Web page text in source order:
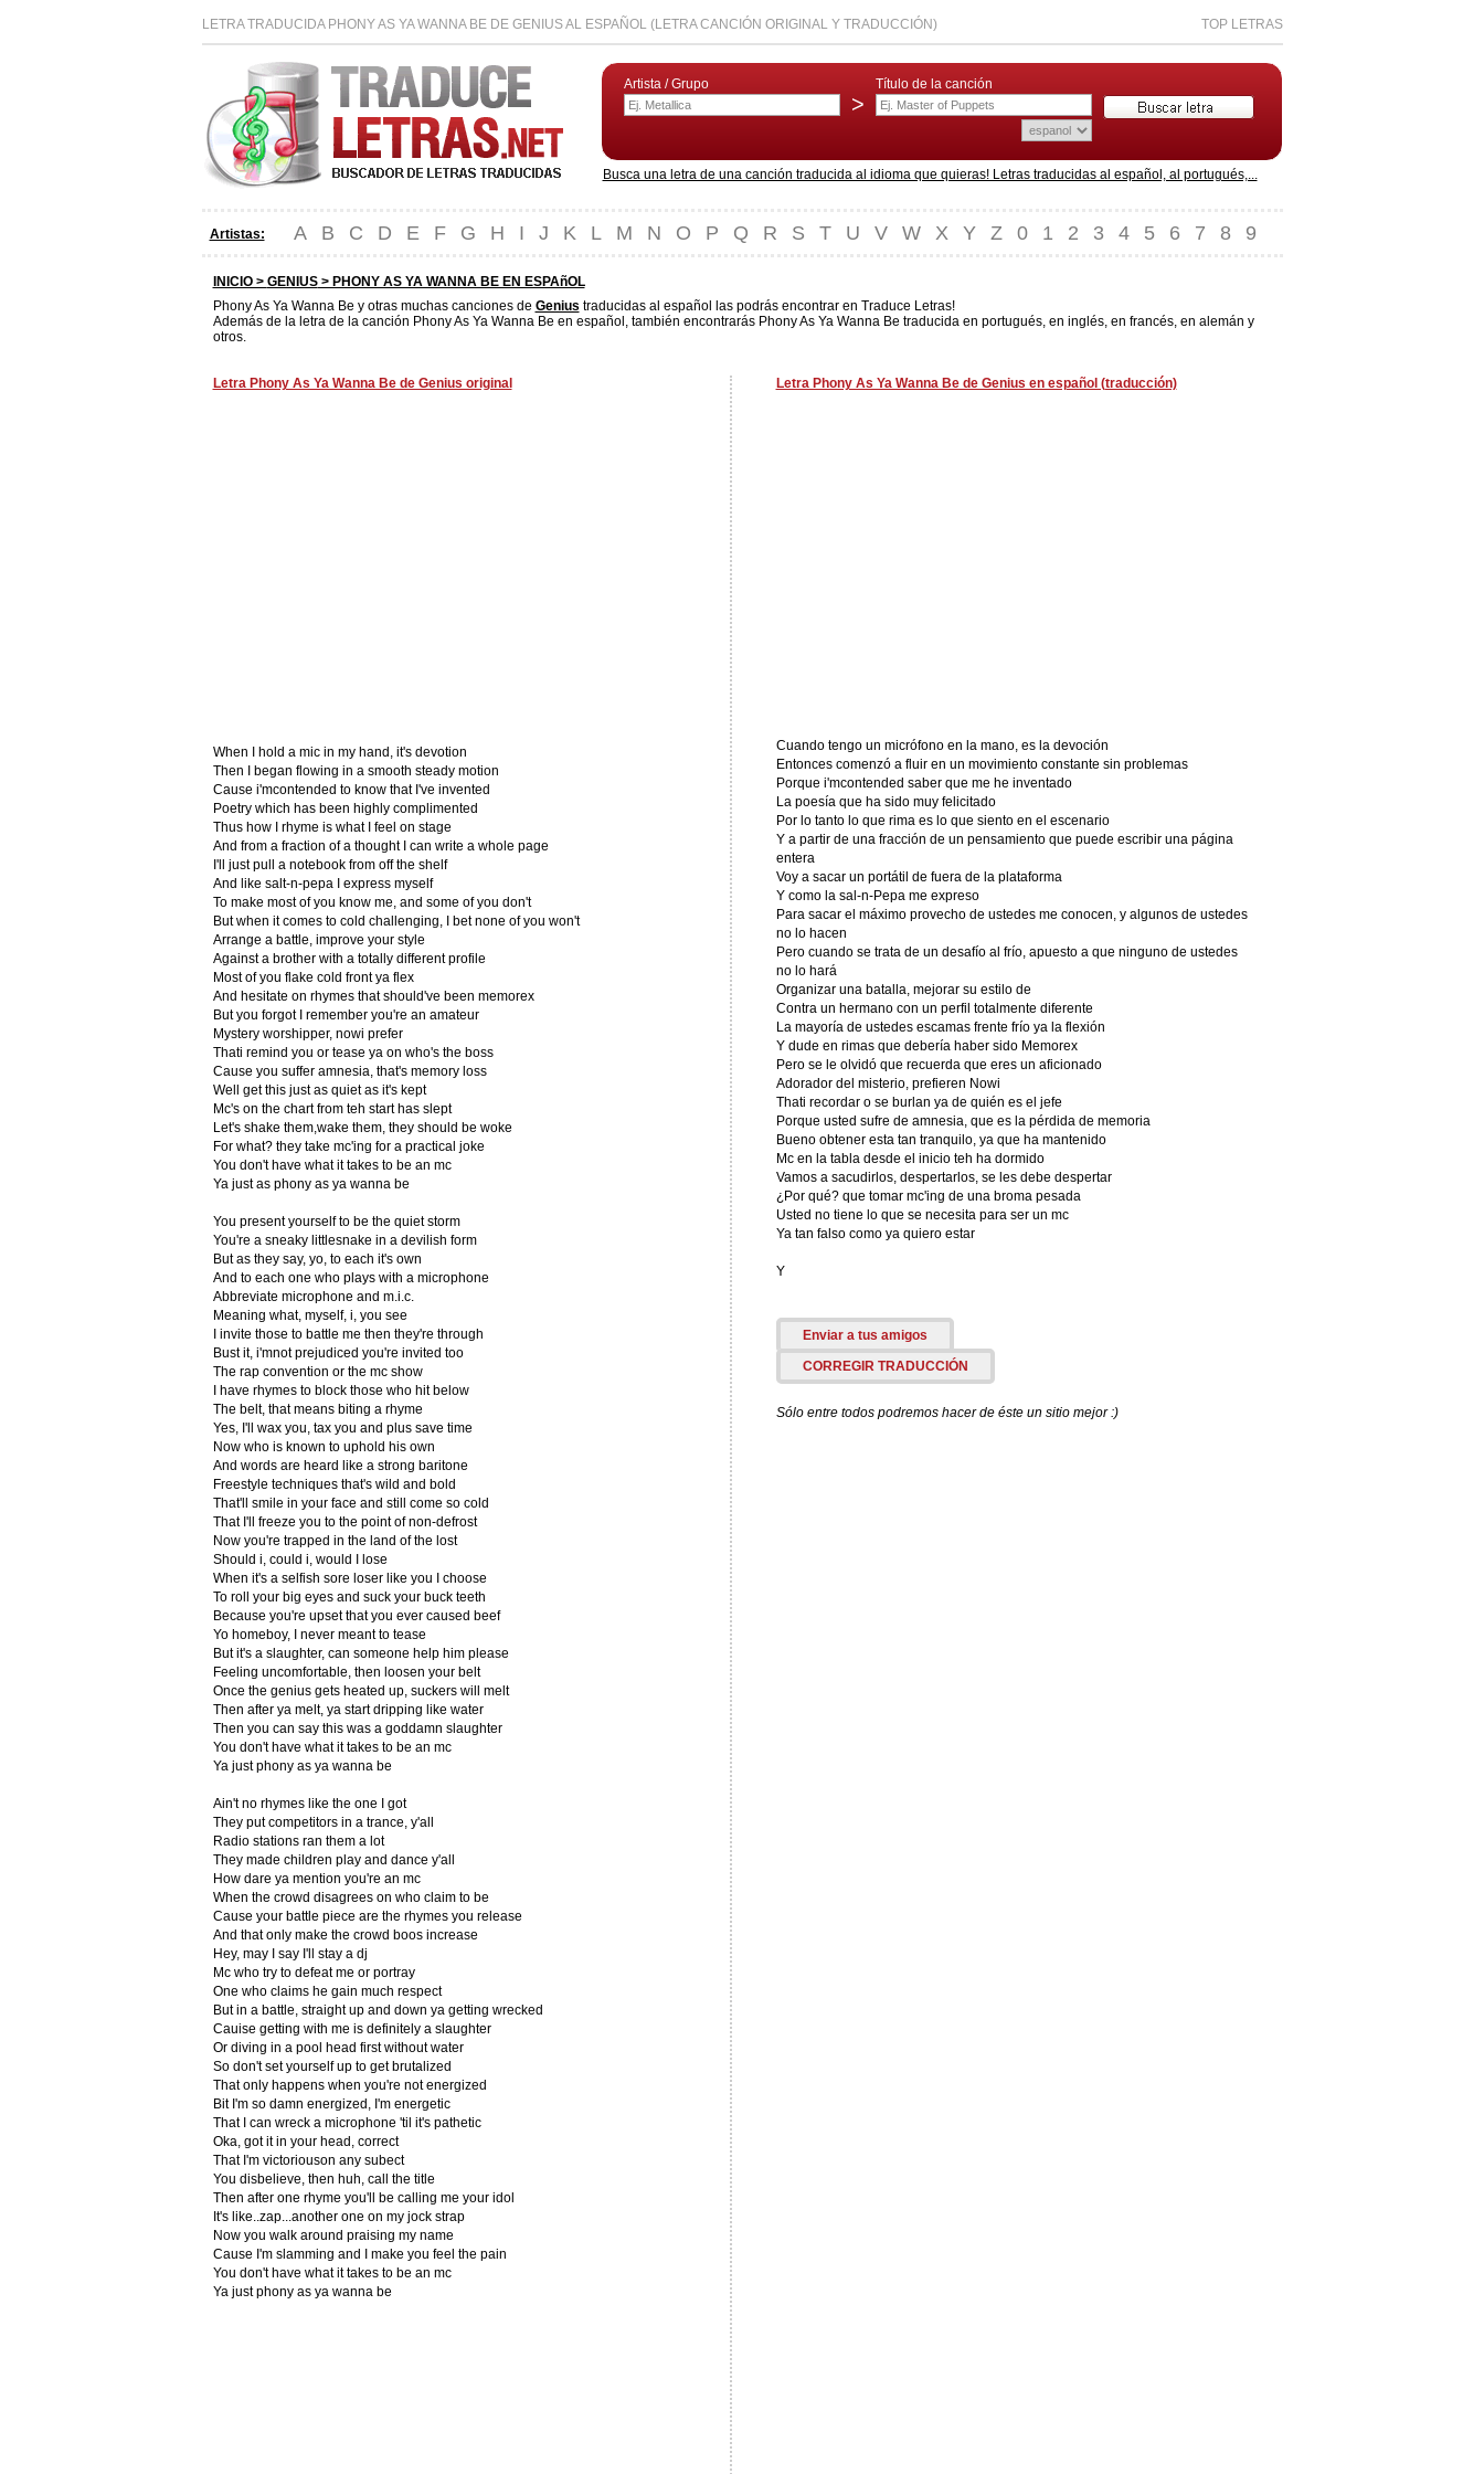
LETRA TRADUCIDA PHONY AS YA WANNA BE DE GENIUS AL ESPAÑOL (LETRA CANCIÓN ORIGINAL Y TRADUCCIÓN) TOP LETRAS
Artista / Grupo
>
Título de la canción
Busca una letra de una canción traducida al idioma que quieras! Letras traducidas al español, al portugués,...
Artistas: A B C D E F G H I J K L M N O P Q R S T U V W X Y Z 0 1 2 3 4 5 6 7 8 9
INICIO > GENIUS> PHONY AS YA WANNA BE EN ESPAñOL
Phony As Ya Wanna Be y otras muchas canciones de Genius traducidas al español las podrás encontrar en Traduce Letras!
Además de la letra de la canción Phony As Ya Wanna Be en español, también encontrarás Phony As Ya Wanna Be traducida en portugués, en inglés, en francés, en alemán y
otros.
Letra Phony As Ya Wanna Be de Genius original
When I hold a mic in my hand, it's devotion
Then I began flowing in a smooth steady motion
Cause i'mcontended to know that I've invented
Poetry which has been highly complimented
Thus how I rhyme is what I feel on stage
And from a fraction of a thought I can write a whole page
I'll just pull a notebook from off the shelf
And like salt-n-pepa I express myself
To make most of you know me, and some of you don't
But when it comes to cold challenging, I bet none of you won't
Arrange a battle, improve your style
Against a brother with a totally different profile
Most of you flake cold front ya flex
And hesitate on rhymes that should've been memorex
But you forgot I remember you're an amateur
Mystery worshipper, nowi prefer
Thati remind you or tease ya on who's the boss
Cause you suffer amnesia, that's memory loss
Well get this just as quiet as it's kept
Mc's on the chart from teh start has slept
Let's shake them,wake them, they should be woke
For what? they take mc'ing for a practical joke
You don't have what it takes to be an mc
Ya just as phony as ya wanna be
You present yourself to be the quiet storm
You're a sneaky littlesnake in a devilish form
But as they say, yo, to each it's own
And to each one who plays with a microphone
Abbreviate microphone and m.i.c.
Meaning what, myself, i, you see
I invite those to battle me then they're through
Bust it, i'mnot prejudiced you're invited too
The rap convention or the mc show
I have rhymes to block those who hit below
The belt, that means biting a rhyme
Yes, I'll wax you, tax you and plus save time
Now who is known to uphold his own
And words are heard like a strong baritone
Freestyle techniques that's wild and bold
That'll smile in your face and still come so cold
That I'll freeze you to the point of non-defrost
Now you're trapped in the land of the lost
Should i, could i, would I lose
When it's a selfish sore loser like you I choose
To roll your big eyes and suck your buck teeth
Because you're upset that you ever caused beef
Yo homeboy, I never meant to tease
But it's a slaughter, can someone help him please
Feeling uncomfortable, then loosen your belt
Once the genius gets heated up, suckers will melt
Then after ya melt, ya start dripping like water
Then you can say this was a goddamn slaughter
You don't have what it takes to be an mc
Ya just phony as ya wanna be
Ain't no rhymes like the one I got
They put competitors in a trance, y'all
Radio stations ran them a lot
They made children play and dance y'all
How dare ya mention you're an mc
When the crowd disagrees on who claim to be
Cause your battle piece are the rhymes you release
And that only make the crowd boos increase
Hey, may I say I'll stay a dj
Mc who try to defeat me or portray
One who claims he gain much respect
But in a battle, straight up and down ya getting wrecked
Cauise getting with me is definitely a slaughter
Or diving in a pool head first without water
So don't set yourself up to get brutalized
That only happens when you're not energized
Bit I'm so damn energized, I'm energetic
That I can wreck a microphone 'til it's pathetic
Oka, got it in your head, correct
That I'm victoriouson any subect
You disbelieve, then huh, call the title
Then after one rhyme you'll be calling me your idol
It's like..zap...another one on my jock strap
Now you walk around praising my name
Cause I'm slamming and I make you feel the pain
You don't have what it takes to be an mc
Ya just phony as ya wanna be
Letra Phony As Ya Wanna Be de Genius en español (traducción)
Cuando tengo un micrófono en la mano, es la devoción
Entonces comenzó a fluir en un movimiento constante sin problemas
Porque i'mcontended saber que me he inventado
La poesía que ha sido muy felicitado
Por lo tanto lo que rima es lo que siento en el escenario
Y a partir de una fracción de un pensamiento que puede escribir una página
entera
Voy a sacar un portátil de fuera de la plataforma
Y como la sal-n-Pepa me expreso
Para sacar el máximo provecho de ustedes me conocen, y algunos de ustedes
no lo hacen
Pero cuando se trata de un desafío al frío, apuesto a que ninguno de ustedes
no lo hará
Organizar una batalla, mejorar su estilo de
Contra un hermano con un perfil totalmente diferente
La mayoría de ustedes escamas frente frío ya la flexión
Y dude en rimas que debería haber sido Memorex
Pero se le olvidó que recuerda que eres un aficionado
Adorador del misterio, prefieren Nowi
Thati recordar o se burlan ya de quién es el jefe
Porque usted sufre de amnesia, que es la pérdida de memoria
Bueno obtener esta tan tranquilo, ya que ha mantenido
Mc en la tabla desde el inicio teh ha dormido
Vamos a sacudirlos, despertarlos, se les debe despertar
¿Por qué? que tomar mc'ing de una broma pesada
Usted no tiene lo que se necesita para ser un mc
Ya tan falso como ya quiero estar
Y
Enviar a tus amigos
CORREGIR TRADUCCIÓN
Sólo entre todos podremos hacer de éste un sitio mejor :)